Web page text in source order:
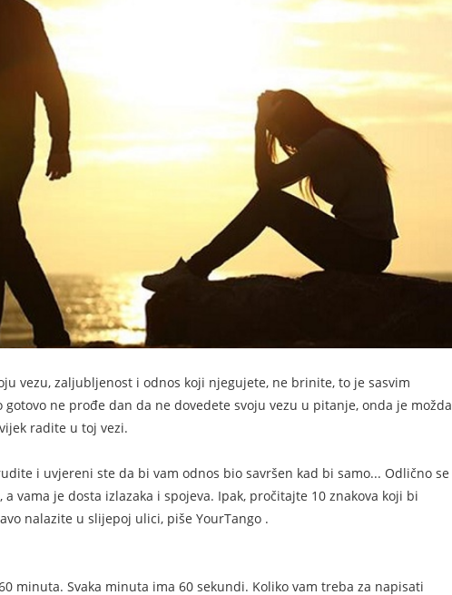
vezu, zaljubljenost i odnos koji njegujete, ne brinite, to je sasvim
ne prođe dan da ne dovedete svoju vezu u pitanje, onda je možda
radite u toj vezi.
i uvjereni ste da bi vam odnos bio savršen kad bi samo... Odlično se
vama je dosta izlazaka i spojeva. Ipak, pročitajte 10 znakova koji bi
nalazite u slijepoj ulici, piše YourTango .
minuta. Svaka minuta ima 60 sekundi. Koliko vam treba za napisati